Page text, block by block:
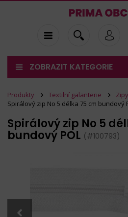
ZOBRAZIT KATEGORIE
Produkty Textilní galanterie Zipy
Spirálový zip No 5 délka 75 cm bundový
Spirálový zip No 5
bundový POL (#100793)